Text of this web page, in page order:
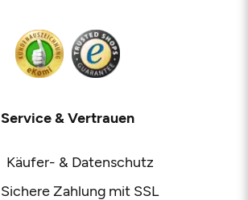
Service & Vertrauen
Käufer- & Datenschutz
Sichere Zahlung mit SSL